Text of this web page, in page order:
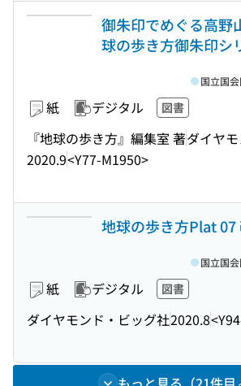
御朱印でめぐる高野
球の歩き方御朱印シ
紙 デジタル 図書
『地球の歩き方』編集室 著ダイヤ
2020.9<Y77-M1950>
国立国
地球の歩き方Plat 07
紙 デジタル 図書
ダイヤモンド・ビッグ社2020.8
国立国